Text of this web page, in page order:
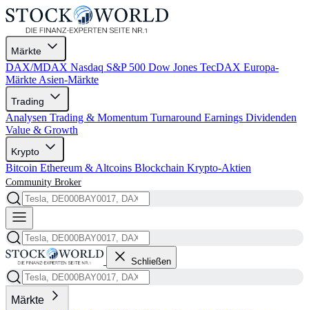
Märkte
DAX/MDAX Nasdaq S&P 500 Dow Jones TecDAX Europa-
Märkte Asien-Märkte
Trading
Analysen Trading & Momentum Turnaround Earnings Dividenden
Value & Growth
Krypto
Bitcoin Ethereum & Altcoins Blockchain Krypto-Aktien
Community Broker
Schließen
Märkte